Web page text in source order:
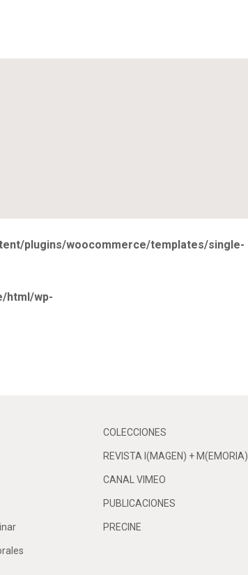
plugins/woocommerce/templates/single-
html/wp-
COLECCIONES
REVISTA I(MAGEN) + M(EMORIA)
CANAL VIMEO
PUBLICACIONES
PRECINE